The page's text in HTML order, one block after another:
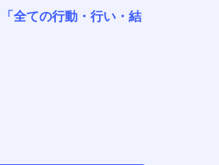
「全ての行動・行い・結